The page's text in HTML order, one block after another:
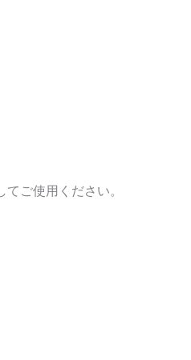
ご使用ください。